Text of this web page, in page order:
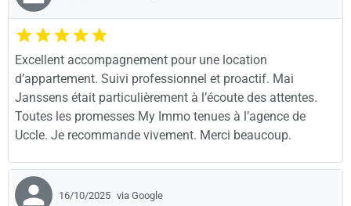
Excellent accompagnement pour une location
d’appartement. Suivi professionnel et proactif. Mai
Janssens était particulièrement à l’écoute des attentes.
Toutes les promesses My Immo tenues à l’agence de
Uccle. Je recommande vivement. Merci beaucoup.
16/10/2025 via Google